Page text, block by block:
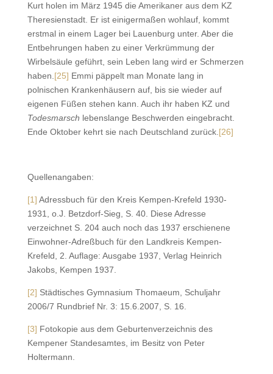
Kurt holen im März 1945 die Amerikaner aus dem KZ
Theresienstadt. Er ist einigermaßen wohlauf, kommt
erstmal in einem Lager bei Lauenburg unter. Aber die
Entbehrungen haben zu einer Verkrümmung der
Wirbelsäule geführt, sein Leben lang wird er Schmerzen
haben. [25] Emmi päppelt man Monate lang in
polnischen Krankenhäusern auf, bis sie wieder auf
eigenen Füßen stehen kann. Auch ihr haben KZ und
Todesmarsch lebenslange Beschwerden eingebracht.
Ende Oktober kehrt sie nach Deutschland zurück. [26]
Quellenangaben:
[1] Adressbuch für den Kreis Kempen-Krefeld 1930-
1931, o.J. Betzdorf-Sieg, S. 40. Diese Adresse
verzeichnet S. 204 auch noch das 1937 erschienene
Einwohner-Adreßbuch für den Landkreis Kempen-
Krefeld, 2. Auflage: Ausgabe 1937, Verlag Heinrich
Jakobs, Kempen 1937.
[2] Städtisches Gymnasium Thomaeum, Schuljahr
2006/7 Rundbrief Nr. 3: 15.6.2007, S. 16.
[3] Fotokopie aus dem Geburtenverzeichnis des
Kempener Standesamtes, im Besitz von Peter
Holtermann.